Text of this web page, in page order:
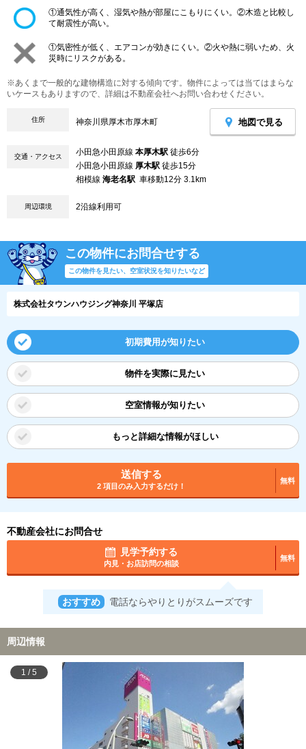
①通気性が高く、湿気や熱が部屋にこもりにくい。②木造と比較し
て耐震性が高い。
①気密性が低く、エアコンが効きにくい。②火や熱に弱いため、火
災時にリスクがある。
※あくまで一般的な建物構造に対する傾向です。物件によっては当てはまらな
いケースもありますので、詳細は不動産会社へお問い合わせください。
住所 神奈川県厚木市厚木町 地図で見る
交通・アクセス 小田急小田原線 本厚木駅 徒歩6分
小田急小田原線 厚木駅 徒歩15分
相模線 海老名駅 車移動12分 3.1km
周辺環境 2沿線利用可
この物件にお問合せする
この物件を見たい、空室状況を知りたいなど
株式会社タウンハウジング神奈川 平塚店
初期費用が知りたい
物件を実際に見たい
空室情報が知りたい
もっと詳細な情報がほしい
送信する
2 項目のみ入力するだけ！
無料
不動産会社にお問合せ
見学予約する
内見・お店訪問の相談
無料
おすすめ 電話ならやりとりがスムーズです
周辺情報
1 /5